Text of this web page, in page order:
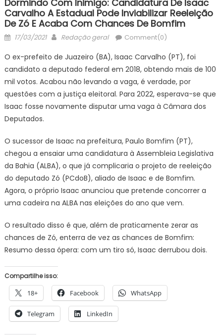
Dormindo Com Inimigo: Candidatura De Isaac
Carvalho A Estadual Pode Inviabilizar Reeleição
De Zó E Acaba Com Chances De Bomfim
Posted
17/03/2021 Author
Redação geral Comment(0)
O ex-prefeito de Juazeiro (BA), Isaac Carvalho (PT), foi
candidato a deputado federal em 2018, obtendo mais de 100
mil votos. Acabou não levando a vaga, é verdade, por
questões com a justiça eleitoral. Para 2022, esperava-se que
Isaac fosse novamente disputar uma vaga à Câmara dos
Deputados.
O sucessor de Isaac na prefeitura, Paulo Bomfim (PT),
chegou a ensaiar uma candidatura à Assembleia Legislativa
da Bahia (ALBA), o que já complicaria o projeto de reeleição
do deputado Zó (PCdoB), aliado de Isaac e de Bomfim.
Agora, o próprio Isaac anunciou que pretende concorrer a
uma cadeira na ALBA nas eleições do ano que vem.
O resultado disso é que, além de praticamente zerar as
chances de Zó, enterra de vez as chances de Bomfim:
Resumo dessa ópera: com um tiro só, Isaac derrubou dois.
Compartilhe isso:
18+ Facebook WhatsApp
Telegram LinkedIn